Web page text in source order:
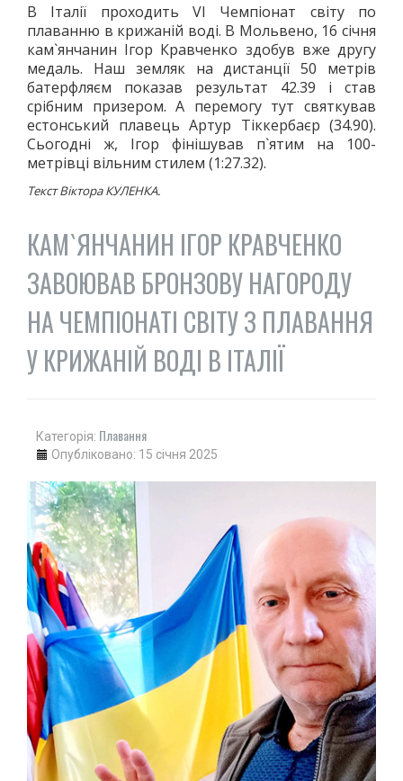
В Італії проходить VI Чемпіонат світу по
плаванню в крижаній воді. В Мольвено, 16 січня
кам`янчанин Ігор Кравченко здобув вже другу
медаль. Наш земляк на дистанції 50 метрів
батерфляєм показав результат 42.39 і став
срібним призером. А перемогу тут святкував
естонський плавець Артур Тіккербаєр (34.90).
Сьогодні ж, Ігор фінішував п`ятим на 100-
метрівці вільним стилем (1:27.32).
Текст Віктора КУЛЕНКА.
КАМ`ЯНЧАНИН ІГОР КРАВЧЕНКО
ЗАВОЮВАВ БРОНЗОВУ НАГОРОДУ
НА ЧЕМПІОНАТІ СВІТУ З ПЛАВАННЯ
У КРИЖАНІЙ ВОДІ В ІТАЛІЇ
Категорія: Плавання
Опубліковано: 15 січня 2025